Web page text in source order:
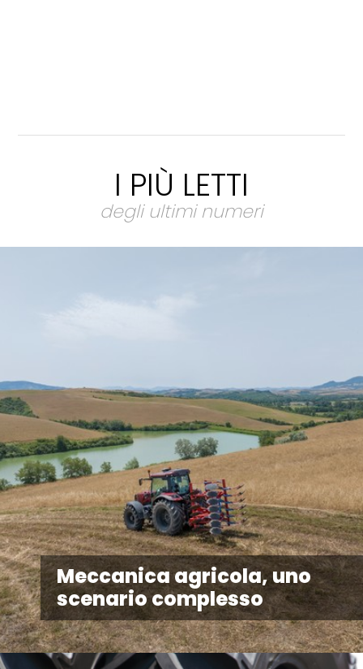
I PIÙ LETTI
degli ultimi numeri
Meccanica agricola, uno
scenario complesso